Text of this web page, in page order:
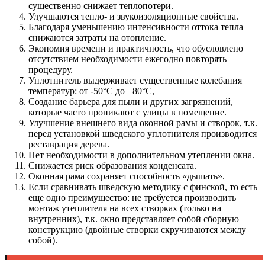
существенно снижает теплопотери.
Улучшаются тепло- и звукоизоляционные свойства.
Благодаря уменьшению интенсивности оттока тепла
снижаются затраты на отопление.
Экономия времени и практичность, что обусловлено
отсутствием необходимости ежегодно повторять
процедуру.
Уплотнитель выдерживает существенные колебания
температур: от -50°С до +80°С,
Создание барьера для пыли и других загрязнений,
которые часто проникают с улицы в помещение.
Улучшение внешнего вида оконной рамы и створок, т.к.
перед установкой шведского уплотнителя производится
реставрация дерева.
Нет необходимости в дополнительном утеплении окна.
Снижается риск образования конденсата.
Оконная рама сохраняет способность «дышать».
Если сравнивать шведскую методику с финской, то есть
еще одно преимущество: не требуется производить
монтаж утеплителя на всех створках (только на
внутренних), т.к. окно представляет собой сборную
конструкцию (двойные створки скручиваются между
собой).